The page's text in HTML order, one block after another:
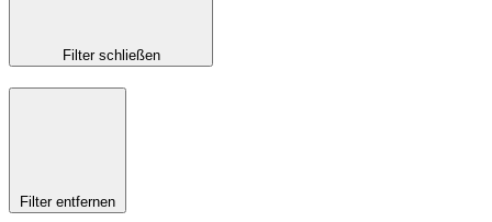
Filter schließen
Filter entfernen